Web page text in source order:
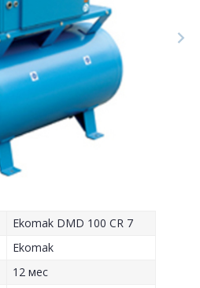
Ekomak DMD 100 CR 7
Ekomak
12 мес